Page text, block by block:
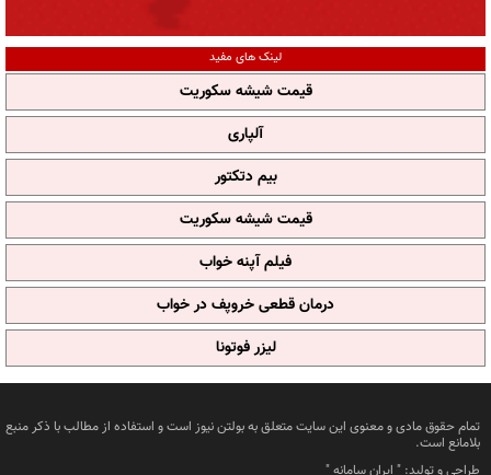
لینک های مفید
قیمت شیشه سکوریت
آلپاری
بیم دتکتور
قیمت شیشه سکوریت
فیلم آپنه خواب
درمان قطعی خروپف در خواب
لیزر فوتونا
تمام حقوق مادی و معنوی این سایت متعلق به بولتن نیوز است و استفاده از مطالب با ذکر منبع
بلامانع است.
طراحی و تولید: " ایران سامانه"